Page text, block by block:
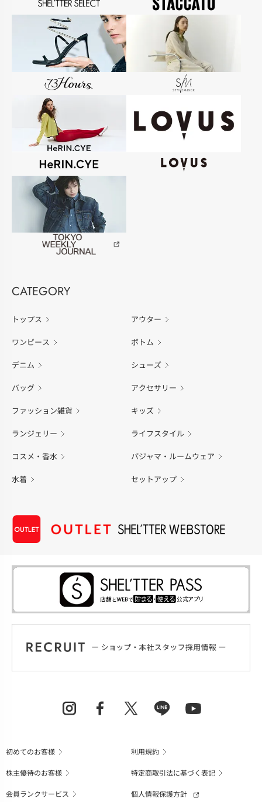
CATEGORY
トップス アウター
ワンピース ボトム
デニム シューズ
バッグ アクセサリー
ファッション雑貨 キッズ
ランジェリー ライフスタイル
コスメ・香水 パジャマ・ルームウェア
水着 セットアップ
初めてのお客様
利用規約
株主優待のお客様
特定商取引法に基づく表記
会員ランクサービス
個人情報保護方針